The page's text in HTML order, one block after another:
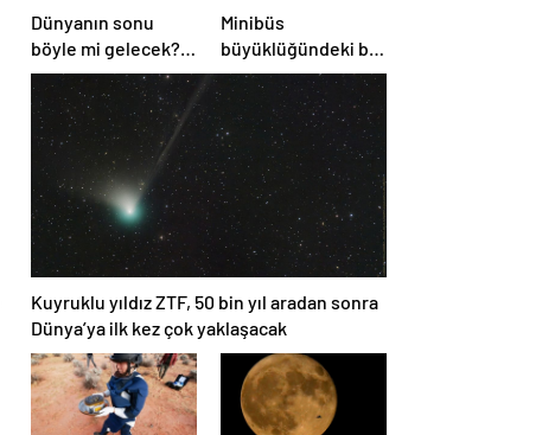
Dünyanın sonu
böyle mi gelecek?
Gök bilimciler ilk
kez sönen yıldızın
gezegeni
yutmasına tanık
oldu
Minibüs
büyüklüğündeki bir
asteroit Dünya’yı
‘sıyırdı’ geçti
Kuyruklu yıldız ZTF, 50 bin yıl aradan sonra
Dünya’ya ilk kez çok yaklaşacak